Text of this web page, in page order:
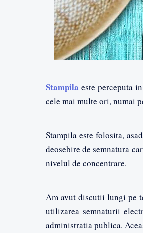
Stampila este perceputa
cele mai multe ori, numai
Stampila este folosita,
deosebire de semnatura
nivelul de concentrare.
Am avut discutii lungi pe
utilizarea semnaturii
administratia publica.